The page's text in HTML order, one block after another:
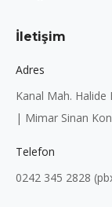
İletişim
Adres
Kanal Mah. Halide
| Mimar Sinan
Telefon
0242 345 2828